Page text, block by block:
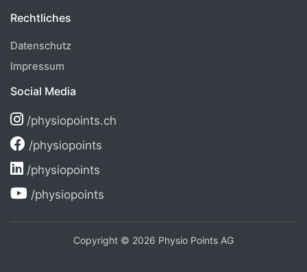
Rechtliches
Datenschutz
Impressum
Social Media
/physiopoints.ch
/physiopoints
/physiopoints
/physiopoints
Copyright © 2026 Physio Points AG